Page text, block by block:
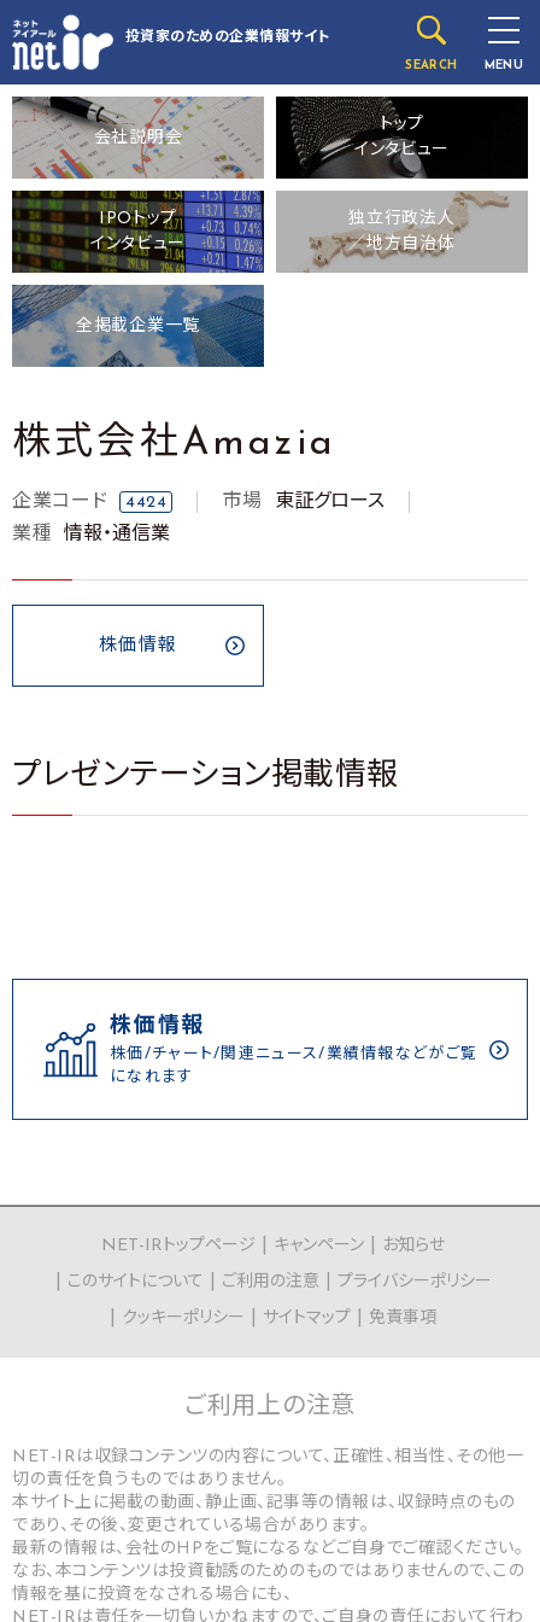
投資家のための企業情報サイト
SEARCH MENU
会社説明会
トップ
インタビュー
IPOトップ
インタビュー
独立行政法人
／地方自治体
全掲載企業一覧
株式会社Amazia
企業コード 4424 市場
東証グロース
業種
情報・通信業
株価情報
プレゼンテーション掲載情報
株価情報
株価/チャート/関連ニュース/業績情報などがご覧
になれます
NET-IRトップページ キャンペーン
お知らせ
このサイトについて
ご利用の注意
プライバシーポリシー
クッキーポリシー
サイトマップ 免責事項
ご利用上の注意
NET-IRは収録コンテンツの内容について、正確性、相当性、その他一
切の責任を負うものではありません。
本サイト上に掲載の動画、静止画、記事等の情報は、収録時点のもの
であり、その後、変更されている場合があります。
最新の情報は、会社のHPをご覧になるなどご自身でご確認ください。
なお、本コンテンツは投資勧誘のためのものではありませんので、この
情報を基に投資をなされる場合にも、
NET-IRは責任を一切負いかねますので、ご自身の責任において行わ